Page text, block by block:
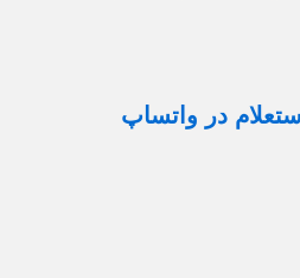
در واتساپ